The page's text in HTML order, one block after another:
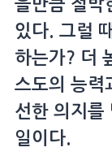
을만큼 절박
있다. 그럴
하는가? 더
스도의 능력
선한 의지를
일이다.